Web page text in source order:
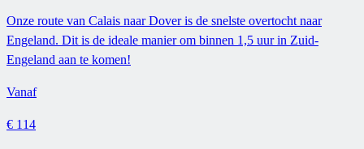
Onze route van Calais naar Dover is de snelste overtocht naar
Engeland. Dit is de ideale manier om binnen 1,5 uur in Zuid-
Engeland aan te komen!
Vanaf
€ 114